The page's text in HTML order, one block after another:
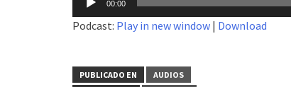
de
audio
00:00
Podcast: Play in new window | Download
PUBLICADO EN
AUDIOS